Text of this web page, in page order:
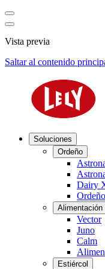
Vista previa
Saltar al contenido
Soluciones
Ordeño
Dairy
Ordeño
Alimentación
Vector
Juno
Calm
Estiércol